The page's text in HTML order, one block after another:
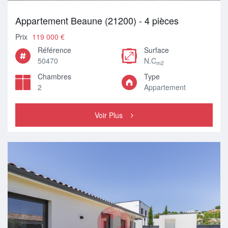
Appartement Beaune (21200) - 4 pièces
Prix 119 000 €
Référence
50470
Surface
N.Cm2
Chambres
2
Type
Appartement
Voir Plus